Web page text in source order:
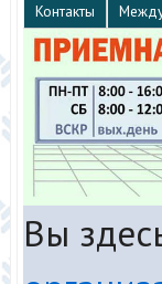
Контакты
Вы